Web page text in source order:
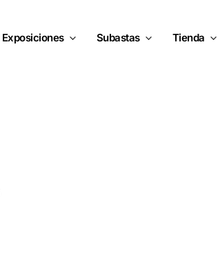
Exposiciones Subastas Tienda